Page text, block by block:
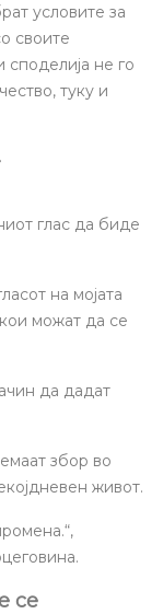
условите за
своите
не го
туку и
глас да биде
на мојата
можат да се
да дадат
збор во
живот.
се